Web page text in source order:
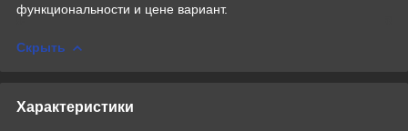
функциональности и цене вариант.
Скрыть
Характеристики